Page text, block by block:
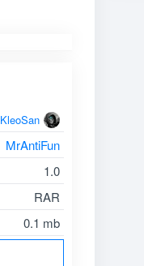
KleoSan
MrAntiFun
1.0
RAR
0.1 mb